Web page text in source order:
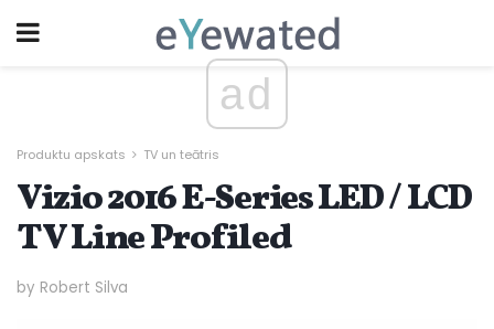
ad
Produktu apskats TV un teātris
Vizio 2016 E-Series LED / LCD
TV Line Profiled
by Robert Silva